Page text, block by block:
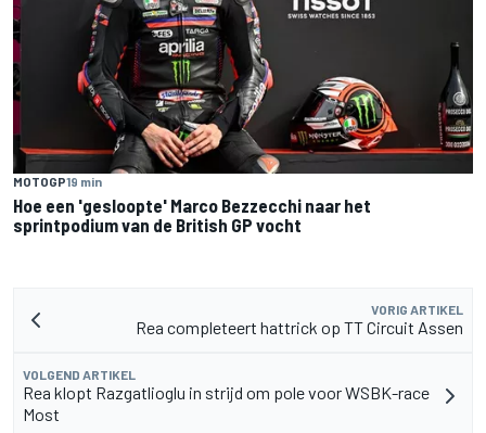
MOTOGP19 min
Hoe een 'gesloopte' Marco Bezzecchi naar het
sprintpodium van de British GP vocht
VORIG ARTIKEL
Rea completeert hattrick op TT Circuit Assen
VOLGEND ARTIKEL
Rea klopt Razgatlioglu in strijd om pole voor WSBK-race
Most